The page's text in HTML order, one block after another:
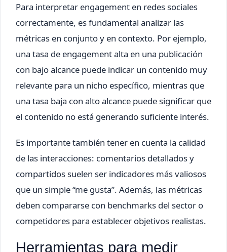
Para interpretar engagement en redes sociales
correctamente, es fundamental analizar las
métricas en conjunto y en contexto. Por ejemplo,
una tasa de engagement alta en una publicación
con bajo alcance puede indicar un contenido muy
relevante para un nicho específico, mientras que
una tasa baja con alto alcance puede significar que
el contenido no está generando suficiente interés.
Es importante también tener en cuenta la calidad
de las interacciones: comentarios detallados y
compartidos suelen ser indicadores más valiosos
que un simple “me gusta”. Además, las métricas
deben compararse con benchmarks del sector o
competidores para establecer objetivos realistas.
Herramientas para medir